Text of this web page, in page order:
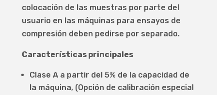
colocación de las muestras por parte del
usuario en las máquinas para ensayos de
compresión deben pedirse por separado.
Características principales
Clase A a partir del 5% de la capacidad de
la máquina, (Opción de calibración especial